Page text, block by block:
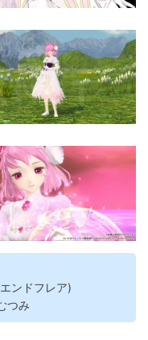
ンドフレア)
つみ